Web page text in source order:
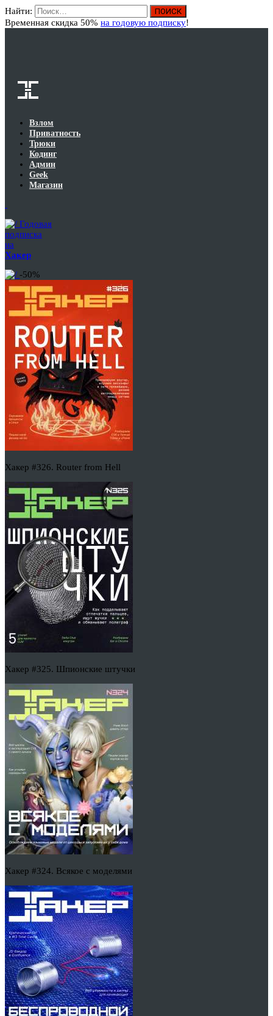
Найти:
Временная скидка 50% на годовую подписку!
Взлом
Приватность
Трюки
Кодинг
Админ
Geek
Магазин
Годовая
подписка
на
Хакер
-50%
Хакер #326. Router from Hell
Хакер #325. Шпионские штучки
Хакер #324. Всякое с моделями